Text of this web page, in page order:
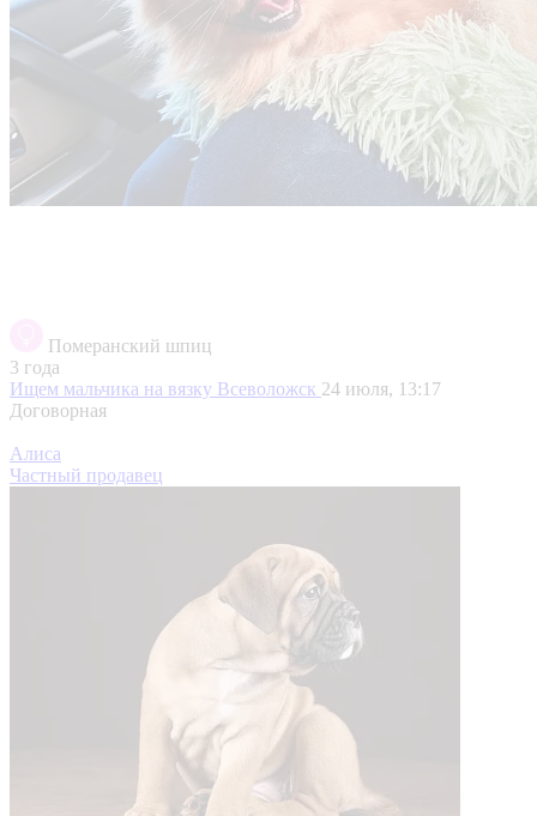
Померанский шпиц
3 года
Ищем мальчика на вязку Всеволожск 24 июля, 13:17
Договорная
Алиса
Частный продавец